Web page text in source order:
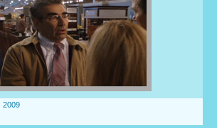
2009